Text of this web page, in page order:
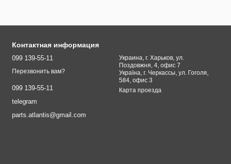
Контактная информация
099 139-55-11
Перезвонить вам?
099 139-55-11
telegram
parts.atlantis@gmail.com
Украина, г. Харьков, ул.
Поздовжня, 4, офис 7
Україна, г. Черкассы, ул. Гоголя,
584, офис 3
Карта проезда